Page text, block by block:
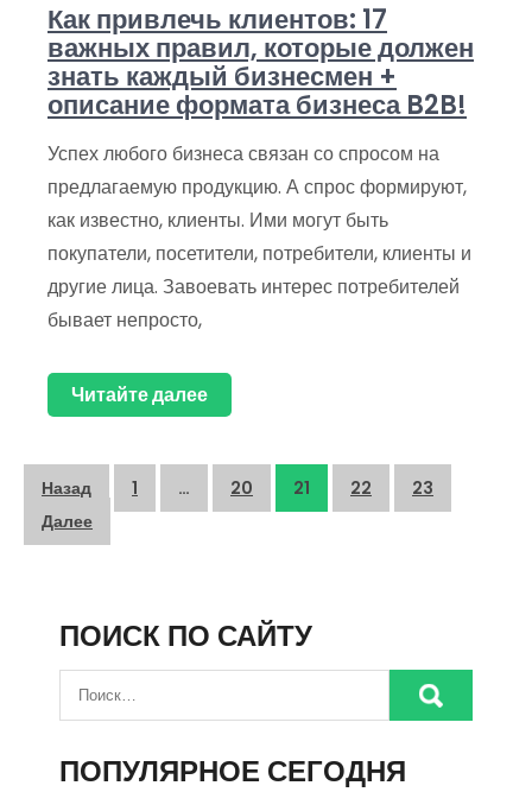
Как привлечь клиентов: 17
важных правил, которые должен
знать каждый бизнесмен +
описание формата бизнеса B2B!
Успех любого бизнеса связан со спросом на
предлагаемую продукцию. А спрос формируют,
как известно, клиенты. Ими могут быть
покупатели, посетители, потребители, клиенты и
другие лица. Завоевать интерес потребителей
бывает непросто,
Читайте далее
Пагинация
записей
Назад 1 … 20 21 22
23
Далее
ПОИСК ПО САЙТУ
ПОПУЛЯРНОЕ СЕГОДНЯ